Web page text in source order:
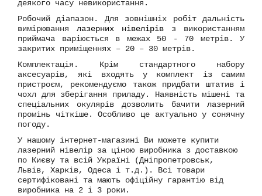
деякого часу невикористання.
Робочий діапазон. Для зовнішніх робіт дальність
вимірювання лазерних нівелірів з використанням
приймача варіюється в межах 50 - 70 метрів. У
закритих приміщеннях – 20 – 30 метрів.
Комплектація. Крім стандартного набору
аксесуарів, які входять у комплект із самим
пристроєм, рекомендуємо також придбати штатив і
чохл для зберігання приладу. Наявність мішені та
спеціальних окулярів дозволить бачити лазерний
промінь чіткіше. Особливо це актуально у сонячну
погоду.
У нашому інтернет-магазині Ви можете купити
лазерний нівелір за ціною виробника з доставкою
по Києву та всій Україні (Дніпропетровськ,
Львів, Харків, Одеса і т.д.). Всі товари
сертифіковані та мають офіційну гарантію від
виробника на 2 і 3 роки.